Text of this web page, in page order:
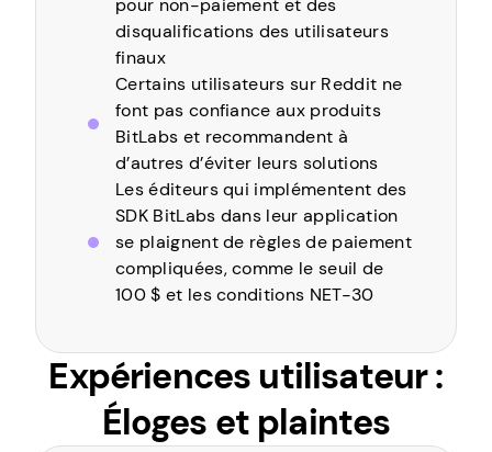
pour non-paiement et des
disqualifications des utilisateurs
finaux
Certains utilisateurs sur Reddit ne
font pas confiance aux produits
BitLabs et recommandent à
d’autres d’éviter leurs solutions
Les éditeurs qui implémentent des
SDK BitLabs dans leur application
se plaignent de règles de paiement
compliquées, comme le seuil de
100 $ et les conditions NET-30
Expériences utilisateur :
Éloges et plaintes